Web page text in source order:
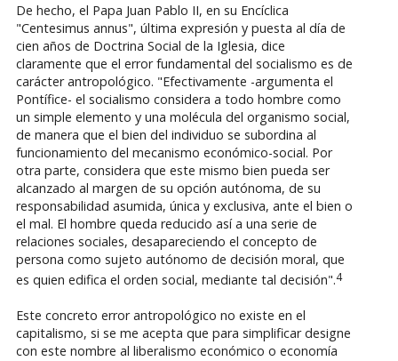
De hecho, el Papa Juan Pablo II, en su Encíclica
"Centesimus annus", última expresión y puesta al día de
cien años de Doctrina Social de la Iglesia, dice
claramente que el error fundamental del socialismo es de
carácter antropológico. "Efectivamente -argumenta el
Pontífice- el socialismo considera a todo hombre como
un simple elemento y una molécula del organismo social,
de manera que el bien del individuo se subordina al
funcionamiento del mecanismo económico-social. Por
otra parte, considera que este mismo bien pueda ser
alcanzado al margen de su opción autónoma, de su
responsabilidad asumida, única y exclusiva, ante el bien o
el mal. El hombre queda reducido así a una serie de
relaciones sociales, desapareciendo el concepto de
persona como sujeto autónomo de decisión moral, que
es quien edifica el orden social, mediante tal decisión".4
Este concreto error antropológico no existe en el
capitalismo, si se me acepta que para simplificar designe
con este nombre al liberalismo económico o economía